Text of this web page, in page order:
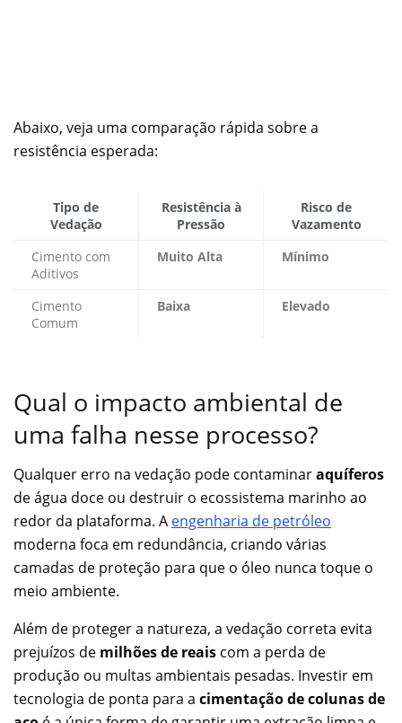
Abaixo, veja uma comparação rápida sobre a
resistência esperada:
Tipo de
Vedação
Resistência à
Pressão
Risco de
Vazamento
Cimento com
Aditivos
Muito Alta Mínimo
Cimento
Comum
Baixa Elevado
Qual o impacto ambiental de
uma falha nesse processo?
Qualquer erro na vedação pode contaminaraquíferos
de água doce ou destruir o ecossistema marinho ao
redor da plataforma. A engenharia de petróleo
moderna foca em redundância, criando várias
camadas de proteção para que o óleo nunca toque o
meio ambiente.
Além de proteger a natureza, a vedação correta evita
prejuízos de milhões de reais com a perda de
produção ou multas ambientais pesadas. Investir em
tecnologia de ponta para a cimentação de colunas de